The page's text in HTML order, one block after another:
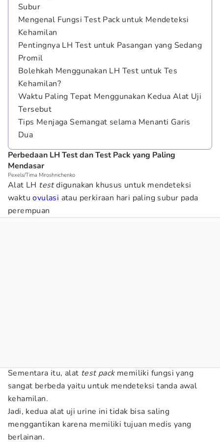
Subur
Mengenal Fungsi Test Pack untuk Mendeteksi
Kehamilan
Pentingnya LH Test untuk Pasangan yang Sedang
Promil
Bolehkah Menggunakan LH Test untuk Tes
Kehamilan?
Waktu Paling Tepat Menggunakan Kedua Alat Uji
Tersebut
Tips Menjaga Semangat selama Menanti Garis
Dua
Perbedaan LH Test dan Test Pack yang Paling
Mendasar
Pexels/Tima Miroshnichenko
Alat LH testdigunakan khusus untuk mendeteksi
waktuovulasi atau perkiraan hari paling subur pada
perempuan
Sementara itu, alat test packmemiliki fungsi yang
sangat berbeda yaitu untuk mendeteksi tanda awal
kehamilan.
Jadi, kedua alat uji urine ini tidak bisa saling
menggantikan karena memiliki tujuan medis yang
berlainan.